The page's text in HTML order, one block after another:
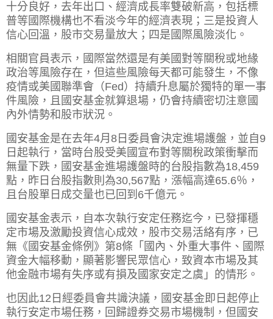
十分良好，去年出口、經濟成長率雙破新高，包括標
普等國際機構也不看淡今年的經濟表現；三是投資人
信心回溫，股市交易量放大；四是國際風險淡化。
相關官員表示，國際當然還是有美國對等關稅或地緣
政治等風險存在，但這些風險每天都可能發生，不像
疫情或美國聯準會（Fed）持續升息屬於獨特的單一事
件風險，且國安基金就算退場，仍會持續密切注意國
內外情勢和股市狀況。
國安基金是在去年4月8日委員會決定進場護盤，並自9
日起執行，當時台股受美國宣布對等關稅政策衝擊而
無量下跌，國安基金進場護盤時的台股指數為18,459
點，昨日台股指數則為30,567點，漲幅高達65.6％，
且台股單日成交量也已回到6千億元。
國安基金表示，自本次執行安定任務迄今，已發揮穩
定市場及激勵投資信心成效，股市交易活絡有序，已
無《國安基金條例》第8條「國內、外重大事件、國際
資金大幅移動，顯著影響民眾信心，致資本市場及其
他金融市場有失序或有損及國家安定之虞」的情形。
也因此12日經委員會共識決議，國安基金即日起停止
執行安定市場任務，回歸證券交易市場機制，但國安